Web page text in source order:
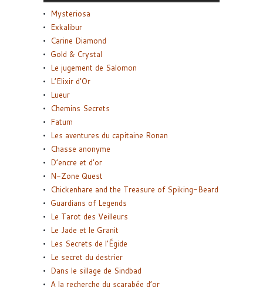
Mysteriosa
Exkalibur
Carine Diamond
Gold & Crystal
Le jugement de Salomon
L’Elixir d’Or
Lueur
Chemins Secrets
Fatum
Les aventures du capitaine Ronan
Chasse anonyme
D’encre et d’or
N-Zone Quest
Chickenhare and the Treasure of Spiking-Beard
Guardians of Legends
Le Tarot des Veilleurs
Le Jade et le Granit
Les Secrets de l’Égide
Le secret du destrier
Dans le sillage de Sindbad
A la recherche du scarabée d’or